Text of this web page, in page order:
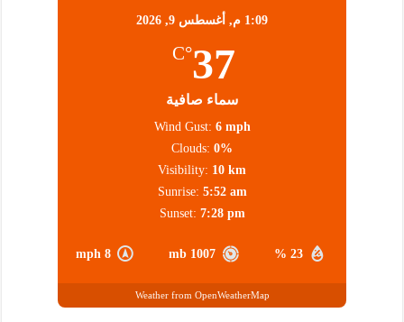
1:09 م, أغسطس 9, 2026
37
°C
سماء صافية
23 %
1007 mb
8 mph
Wind Gust: 6 mph
Clouds: 0%
Visibility: 10 km
Sunrise: 5:52 am
Sunset: 7:28 pm
Weather from OpenWeatherMap